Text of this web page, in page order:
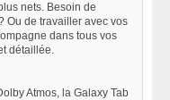
nets. Besoin de
Ou de travailler avec vos
dans tous vos
détaillée.
Atmos, la Galaxy Tab